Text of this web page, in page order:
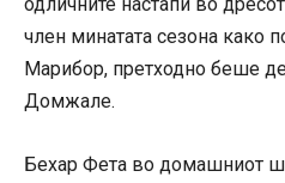
член минатата сезона како
Марибор, претходно беше
Домжале.
Бехар Фета во домашниот